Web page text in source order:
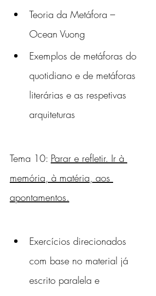
Teoria da Metáfora –
Ocean Vuong
Exemplos de metáforas do
quotidiano e de metáforas
literárias e as respetivas
arquiteturas
Tema 10: Parar e refletir. Ir à
memória, à matéria, aos
apontamentos.
Exercícios direcionados
com base no material já
escrito paralela e